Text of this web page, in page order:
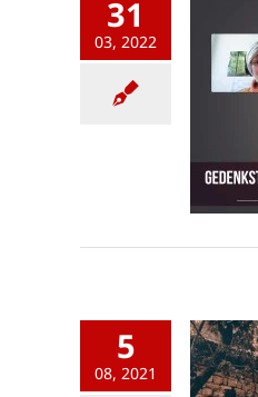
31
03, 2022
5
08, 2021